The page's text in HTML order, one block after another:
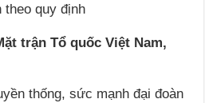
theo quy định
trận Tổ quốc Việt Nam,
thống, sức mạnh đại đoàn